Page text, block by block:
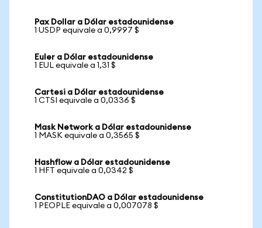
Pax Dollar a Dólar estadounidense
1 USDP equivale a 0,9997 $
Euler a Dólar estadounidense
1 EUL equivale a 1,31 $
Cartesi a Dólar estadounidense
1 CTSI equivale a 0,0336 $
Mask Network a Dólar estadounidense
1 MASK equivale a 0,3565 $
Hashflow a Dólar estadounidense
1 HFT equivale a 0,0342 $
ConstitutionDAO a Dólar estadounidense
1 PEOPLE equivale a 0,007078 $